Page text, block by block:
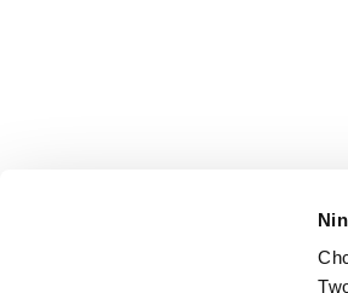
© 2026 XYZ. Wszystkie prawa